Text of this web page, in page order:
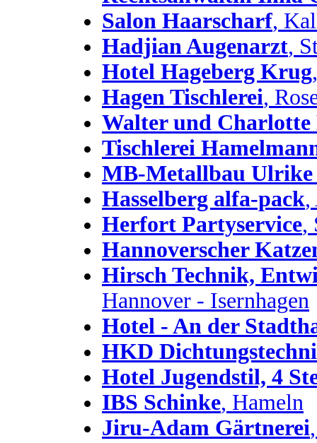
Salon Haarscharf,
Hadjian Augenarzt,
Hotel Hageberg Krug
Hagen Tischlerei,
Walter und
Tischlerei
MB-Metallbau
Hasselberg alfa-pack,
Herfort Partyservice,
Hannoverscher
Hirsch Technik,
Hannover - Isernhagen
Hotel - An der
HKD
Hotel Jugendstil, 4
IBS Schinke, Hameln
Jiru-Adam Gärtnerei